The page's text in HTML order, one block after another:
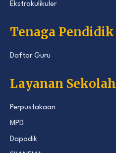
Ekstrakulikuler
Tenaga Pendidik
Daftar Guru
Layanan Sekolah
Perpustakaan
MPD
Dapodik